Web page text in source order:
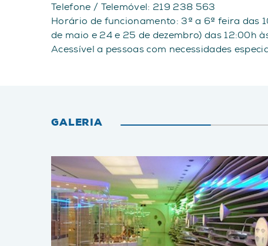
Telefone / Telemóvel: 219 238 563
Horário de funcionamento: 3ª a 6ª feira das
de maio e 24 e 25 de dezembro) das 12:00h
Acessível a pessoas com necessidades
GALERIA